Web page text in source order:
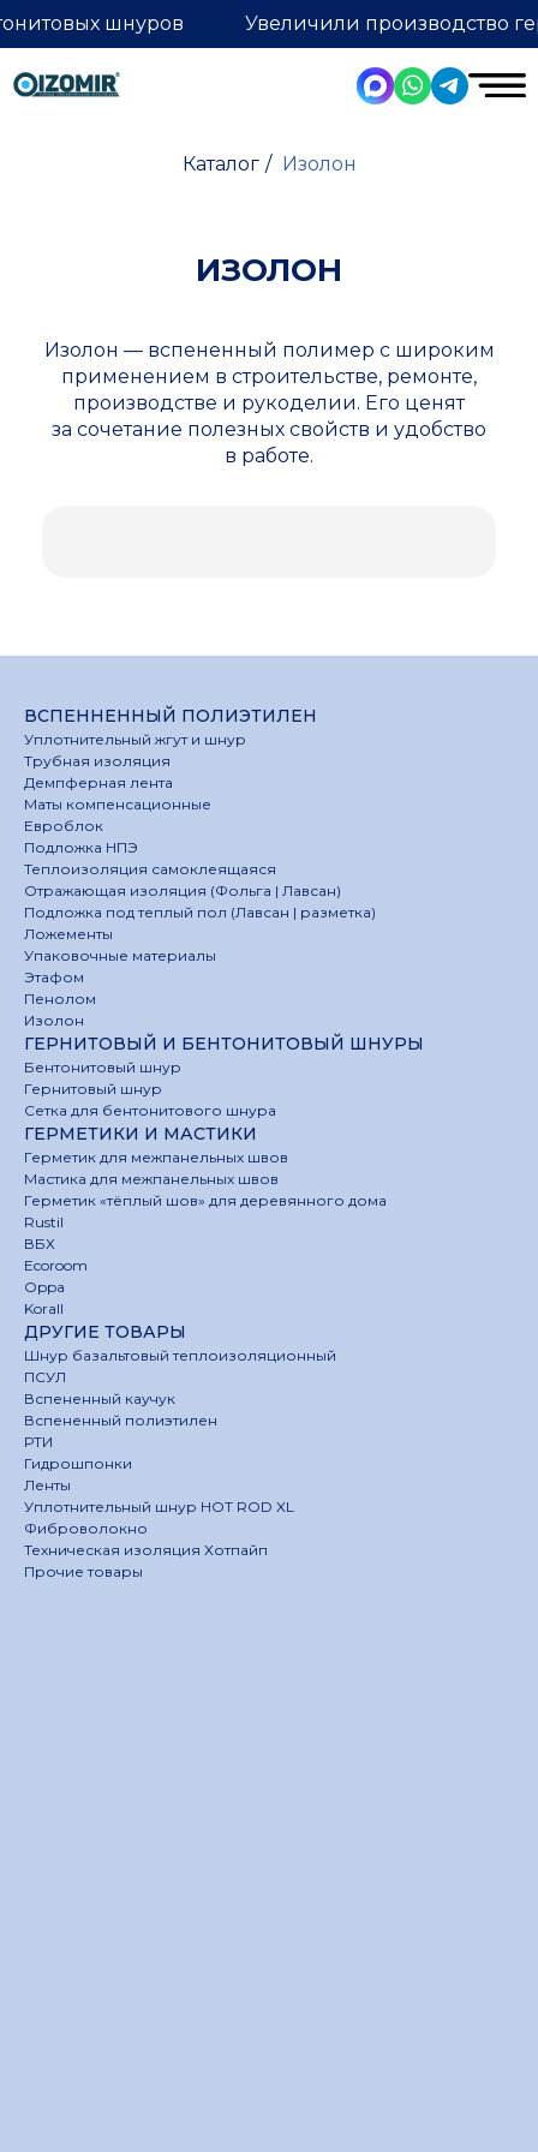
Увеличили производство
шнуров
Каталог / Изолон
ИЗОЛОН
Изолон — вспененный полимер с широким
применением в строительстве, ремонте,
производстве и рукоделии. Его ценят
за сочетание полезных свойств и удобство
в работе.
ВСПЕННЕННЫЙ ПОЛИЭТИЛЕН
Уплотнительный жгут и шнур
Трубная изоляция
Демпферная лента
Маты компенсационные
Евроблок
Подложка НПЭ
Теплоизоляция самоклеящаяся
Отражающая изоляция (Фольга | Лавсан)
Подложка под теплый пол (Лавсан | разметка)
Ложементы
Упаковочные материалы
Этафом
Пенолом
Изолон
ГЕРНИТОВЫЙ И БЕНТОНИТОВЫЙ ШНУРЫ
Бентонитовый шнур
Гернитовый шнур
Сетка для бентонитового шнура
ГЕРМЕТИКИ И МАСТИКИ
Герметик для межпанельных швов
Мастика для межпанельных швов
Герметик «тёплый шов» для деревянного дома
Rustil
ВБХ
Ecoroom
Oppa
Korall
ДРУГИЕ ТОВАРЫ
Шнур базальтовый теплоизоляционный
ПСУЛ
Вспененный каучук
Вспененный полиэтилен
РТИ
Гидрошпонки
Ленты
Уплотнительный шнур HOT ROD XL
Фиброволокно
Техническая изоляция Хотпайп
Прочие товары